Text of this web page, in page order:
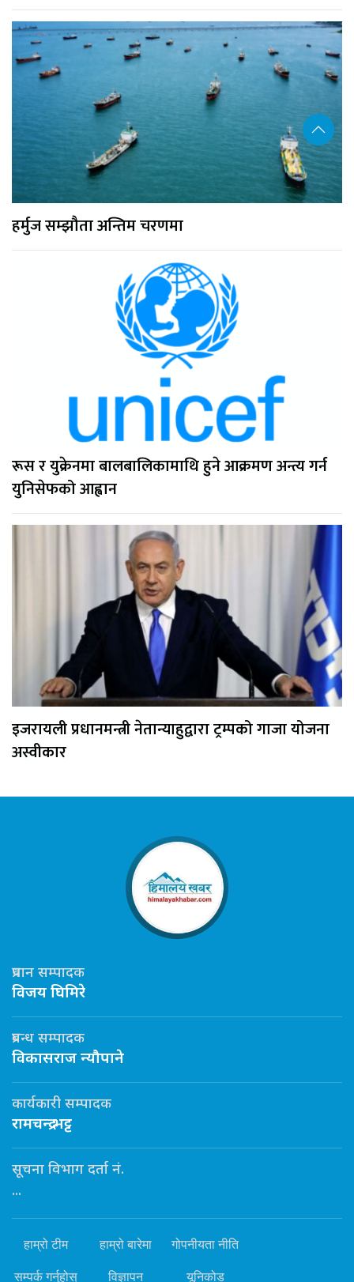
हर्मुज सम्झौता अन्तिम चरणमा
रूस र युक्रेनमा बालबालिकामाथि हुने आक्रमण अन्त्य गर्न
युनिसेफको आह्वान
इजरायली प्रधानमन्त्री नेतान्याहुद्वारा ट्रम्पको गाजा योजना
अस्वीकार
प्रधान सम्पादक
विजय घिमिरे
प्रबन्ध सम्पादक
विकासराज न्यौपाने
कार्यकारी सम्पादक
रामचन्द्र भट्ट
सूचना विभाग दर्ता नं.
...
हाम्रो टीम हाम्रो बारेमा गोपनीयता नीति
सम्पर्क गर्नुहोस् विज्ञापन यूनिकोड